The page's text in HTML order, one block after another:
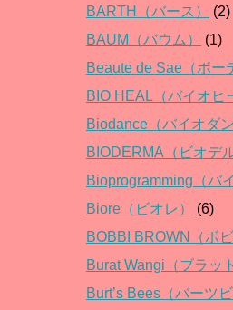
BARTH（バース）
(2)
BAUM（バウム）
(1)
Beaute de Sae（ボ
BIO HEAL（バイオヒ
Biodance（バイオダン
BIODERMA（ビオデ
Bioprogramming（バ
Biore（ビオレ）
(6)
BOBBI BROWN（ボ
Burat Wangi（ブラッ
Burt’s Bees（バーツビ